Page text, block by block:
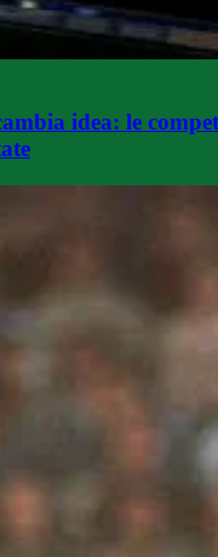
idea: le